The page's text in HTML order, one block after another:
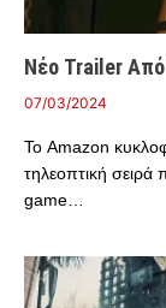
Νέο Trailer
07/03/2024
Το Amazon
τηλεοπτική
game…